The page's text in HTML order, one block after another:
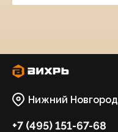
Нижний Новгород
+7 (495) 151-67-68